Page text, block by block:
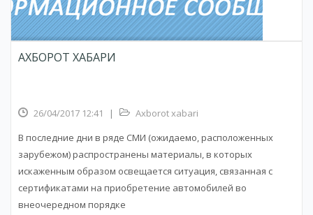
АХБОРОТ ХАБАРИ
26/04/2017 12:41 |
Axborot xabari
В последние дни в ряде СМИ (ожидаемо, расположенных
зарубежом) распространены материалы, в которых
искаженным образом освещается ситуация, связанная с
сертификатами на приобретение автомобилей во
внеочередном порядке